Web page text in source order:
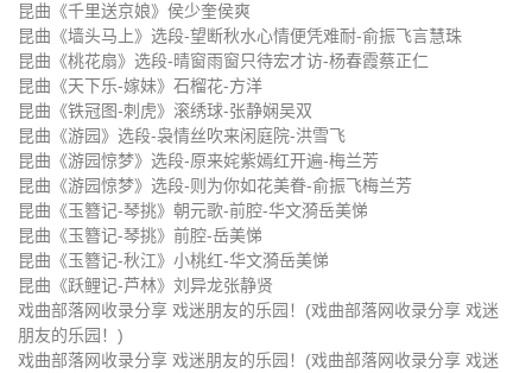
昆曲《长生殿-哭像》叨叨令-蔡正
仁
昆曲《千里送京娘》侯少奎侯爽
昆曲《墙头马上》选段-望断秋水心情便凭难耐-俞振飞言慧珠
昆曲《桃花扇》选段-晴窗雨窗只待宏才访-杨春霞蔡正仁
昆曲《天下乐-嫁妹》石榴花-方洋
昆曲《铁冠图-刺虎》滚绣球-张静娴吴双
昆曲《游园》选段-袅情丝吹来闲庭院-洪雪飞
昆曲《游园惊梦》选段-原来姹紫嫣红开遍-梅兰芳
昆曲《游园惊梦》选段-则为你如花美眷-俞振飞梅兰芳
昆曲《玉簪记-琴挑》朝元歌-前腔-华文漪岳美悌
昆曲《玉簪记-琴挑》前腔-岳美悌
昆曲《玉簪记-秋江》小桃红-华文漪岳美悌
昆曲《跃鲤记-芦林》刘异龙张静贤
戏曲部落网收录分享 戏迷朋友的乐园！(戏曲部落网收录分享 戏迷
朋友的乐园！)
戏曲部落网收录分享 戏迷朋友的乐园！(戏曲部落网收录分享 戏迷